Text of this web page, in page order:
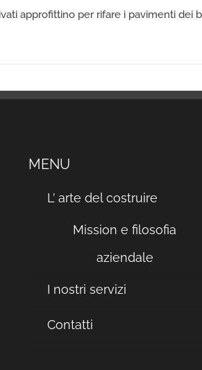
approfittino per rifare i pavimenti dei
MENU
L’ arte del costruire
Mission e filosofia
aziendale
I nostri servizi
Contatti